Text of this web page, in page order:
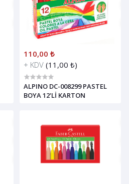
110,00 ₺
+ KDV (11,00 ₺)
ALPINO DC-008299 PASTEL
BOYA 12'Lİ KARTON